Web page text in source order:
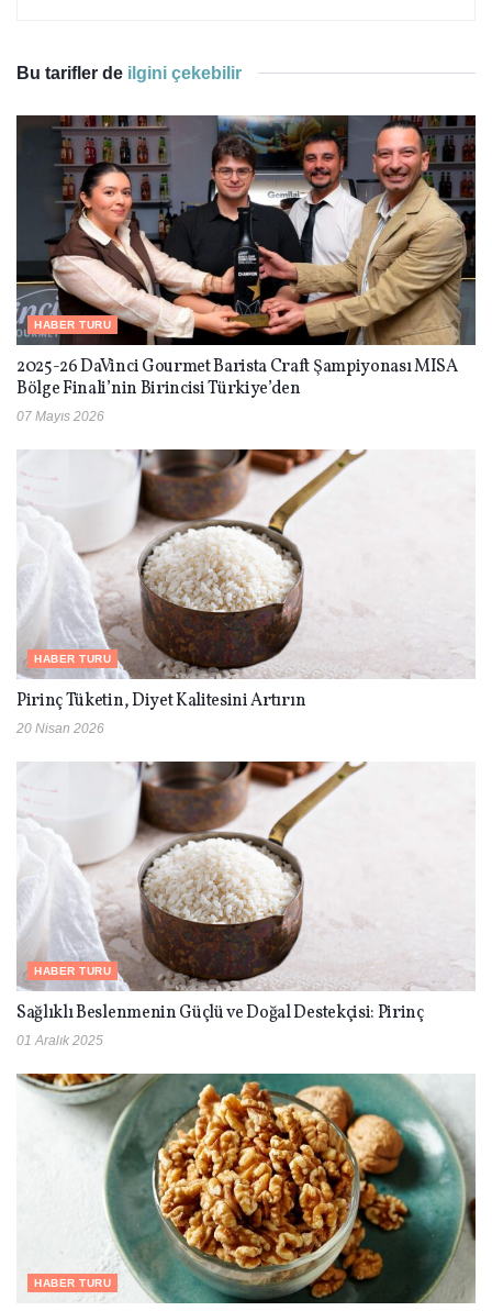
Bu tarifler de ilgini çekebilir
HABER TURU
2025-26 DaVinci Gourmet Barista Craft Şampiyonası MISA
Bölge Finali’nin Birincisi Türkiye’den
07 Mayıs 2026
HABER TURU
Pirinç Tüketin, Diyet Kalitesini Artırın
20 Nisan 2026
HABER TURU
Sağlıklı Beslenmenin Güçlü ve Doğal Destekçisi: Pirinç
01 Aralık 2025
HABER TURU